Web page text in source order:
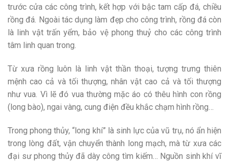
trước cửa các công trình, kết hợp với bậc tam cấp đá, chiều
rồng đá. Ngoài tác dụng làm đẹp cho công trình, rồng đá còn
là linh vật trấn yểm, bảo vệ phong thuỷ cho các công trình
tâm linh quan trong.
Từ xưa rồng luôn là linh vật thần thoại, tượng trưng thiên
mệnh cao cả và tối thượng, nhân vật cao cả và tối thượng
như vua. Vì lẽ đó vua thường mặc áo có thêu hình con rồng
(long bào), ngai vàng, cung điện đều khắc chạm hình rồng…
Trong phong thủy, “long khí” là sinh lực của vũ trụ, nó ẩn hiện
trong lòng đất, vận chuyển thành long mạch, mà từ xưa các
đại sư phong thủy đã dày công tìm kiếm… Nguồn sinh khí vĩ